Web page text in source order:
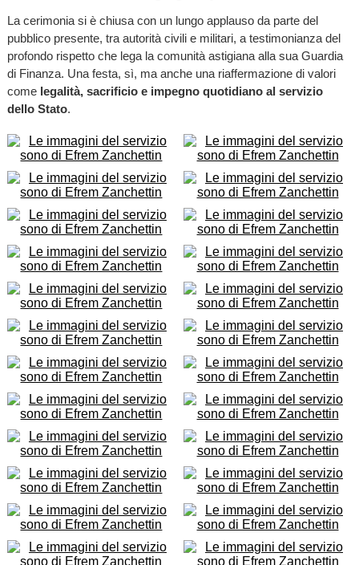
La cerimonia si è chiusa con un lungo applauso da parte del
pubblico presente, tra autorità civili e militari, a testimonianza del
profondo rispetto che lega la comunità astigiana alla sua Guardia
di Finanza. Una festa, sì, ma anche una riaffermazione di valori
come legalità, sacrificio e impegno quotidiano al servizio
dello Stato.